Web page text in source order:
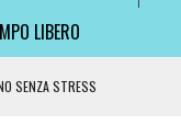
LIBERO
SENZA STRESS